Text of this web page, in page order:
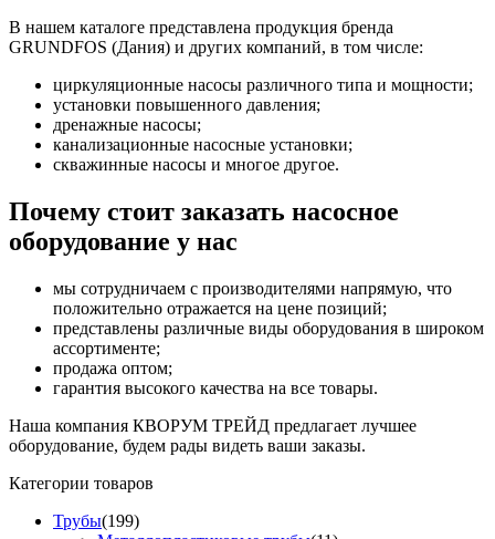
В нашем каталоге представлена продукция бренда
GRUNDFOS (Дания) и других компаний, в том числе:
циркуляционные насосы различного типа и мощности;
установки повышенного давления;
дренажные насосы;
канализационные насосные установки;
скважинные насосы и многое другое.
Почему стоит заказать насосное
оборудование у нас
мы сотрудничаем с производителями напрямую, что
положительно отражается на цене позиций;
представлены различные виды оборудования в широком
ассортименте;
продажа оптом;
гарантия высокого качества на все товары.
Наша компания КВОРУМ ТРЕЙД предлагает лучшее
оборудование, будем рады видеть ваши заказы.
Категории товаров
Трубы(199)